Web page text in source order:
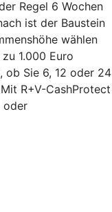
Regel 6 Wochen
ist der Baustein
wählen
1.000 Euro
ob Sie 6, 12 oder 24
R+V-CashProtect
oder